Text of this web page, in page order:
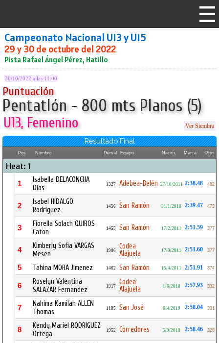
Campeonato Nacional U13 y U15
29 y 30 de octubre del 2022
Pista Rafael Ángel Pérez, Hatillo
30/10/2022 a las 11:00
Puntuación
Pentatlón - 800 mts Planos (5)
U13, Femenino Ver Siembra
Resultado Final
Pos Nombre Dorsal Equipo Nacim. Marca Ptos
Heat: 1
1
Isabella DELACONCHA
Dias
1327 Adebea-Belén 27/10/2011 2:38.48 482
2
Isabel HIDALGO
Rodriguez
1456 San Ramón 31/1/2010 2:39.47 473
3
Fiorella Solach QUIROS
Caton
1455 San Ramón 17/2/2011 2:51.59 377
4
Kimberly Sofia VARGAS
Mesen
1906
Codea
Alajuela
17/9/2011 2:51.60 377
5 Tahina MORA Jimenez 1462 San Ramón 15/4/2011 2:51.91 374
6
Roselyn Valentina
SALAZAR Fernandez
1917
Codea
Alajuela
1/6/2010 2:57.93 332
7
Nahima Kamilah ALLEN
Thomas
1185 San José 6/4/2010 2:58.04 331
8
Kendy Mariel RODRIGUEZ
Ortega
1952 Corredores 5/9/2010 2:58.46 328